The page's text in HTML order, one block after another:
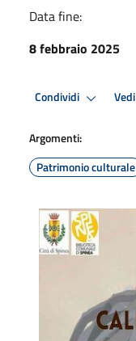
Data fine:
8 febbraio 2025
Condividi
Argomenti:
Patrimonio culturale